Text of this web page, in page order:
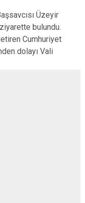
Üzeyir
bulundu.
Cumhuriyet
dolayı Vali